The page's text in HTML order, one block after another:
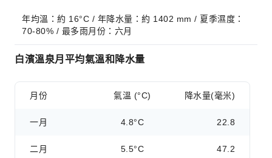
年均溫：約 16°C / 年降水量：約 1402 mm / 夏季濕度：
70-80% / 最多雨月份：六月
白濱溫泉月平均氣溫和降水量
月份 氣溫 (°C) 降水量(毫米)
一月 4.8°C 22.8
二月 5.5°C 47.2